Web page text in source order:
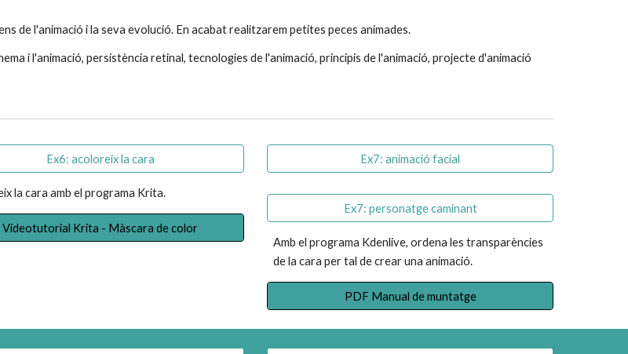
de l'animació i la seva evolució. En acabat realitzarem petites peces animades.
i l'animació, persistència retinal, tecnologies de l'animació, principis de l'animació, projecte d'animació
Ex6: acoloreix la cara
la cara amb el programa Krita.
Videotutorial Krita - Màscara de color
Ex7: animació facial
Ex7: personatge caminant
Amb el programa Kdenlive, ordena les transparències
de la cara per tal de crear una animació.
PDF Manual de muntatge